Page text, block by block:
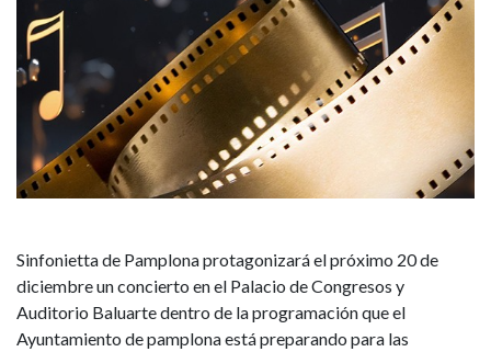
conocidas
del
séptimo
arte
Sinfonietta de Pamplona protagonizará el próximo 20 de
diciembre un concierto en el Palacio de Congresos y
Auditorio Baluarte dentro de la programación que el
Ayuntamiento de pamplona está preparando para las